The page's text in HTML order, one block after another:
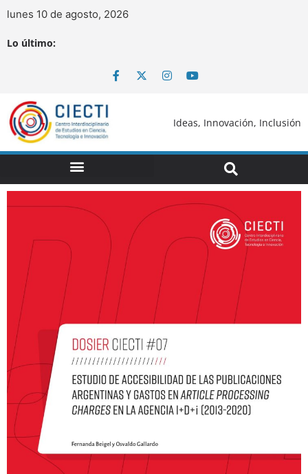
lunes 10 de agosto, 2026
Lo último:
Ideas, Innovación, Inclusión